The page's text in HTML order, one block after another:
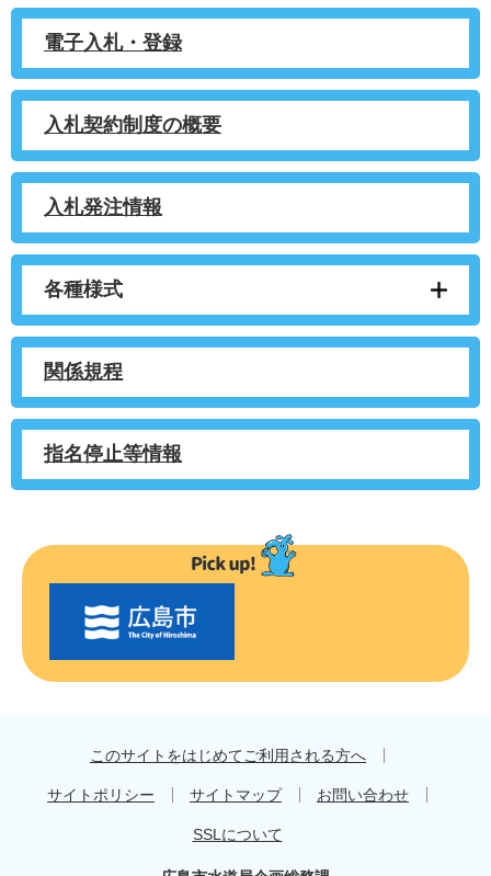
電子入札・登録
入札契約制度の概要
入札発注情報
各種様式
関係規程
指名停止等情報
このサイトをはじめてご利用される方へ
サイトポリシー サイトマップ お問い合わせ
SSLについて